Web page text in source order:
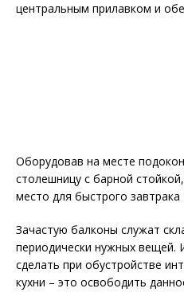
центральным прилавком и
Оборудовав на месте
столешницу с барной
место для быстрого завтрака
Зачастую балконы служат
периодически нужных вещей.
сделать при обустройстве
кухни – это освободить